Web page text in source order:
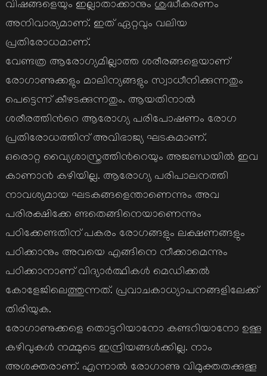
വിഷങ്ങളെയും ഇല്ലാതാക്കാനും ശുദ്ധീകരണം
അനിവാര്യമാണ്. ഇത് ഏറ്റവും വലിയ
പ്രതിരോധമാണ്.
വേണ്ടത്ര ആരോഗ്യമില്ലാത്ത ശരീരങ്ങളെയാണ്
രോഗാണുക്കളും മാലിന്യങ്ങളും സ്വാധീനിക്കുന്നതും
പെട്ടെന്ന് കീഴടക്കുന്നതും. ആയതിനാല്‍
ശരീരത്തിന്‍റെ ആരോഗ്യ പരിപോഷണം രോഗ
പ്രതിരോധത്തിന് അവിഭാജ്യ ഘടകമാണ്.
ഒരൊറ്റ വ്യൈശാസ്ത്രത്തിന്‍റെയും അജണ്ഡയില്‍ ഇവ
കാണാന്‍ കഴിയില്ല. ആരോഗ്യ പരിപാലനത്തി
നാവശ്യമായ ഘടകങ്ങളെന്താണെന്നും അവ
പരിരക്ഷിക്കേ ണ്ടതെങ്ങിനെയാണെന്നും
പഠിക്കേണ്ടതിന് പകരം രോഗങ്ങളും ലക്ഷണങ്ങളും
പഠിക്കാനും അവയെ എങ്ങിനെ നീക്കാമെന്നും
പഠിക്കാനാണ് വിദ്യാര്‍ത്ഥികള്‍ മെഡിക്കല്‍
കോളേജിലെത്തുന്നത്. പ്രവാചകാധ്യാപനങ്ങളിലേക്ക്
തിരിയുക.
രോഗാണുക്കളെ തൊട്ടറിയാനോ കണ്ടറിയാനോ ഉള്ള
കഴിവുകള്‍ നമ്മുടെ ഇന്ദ്രിയങ്ങള്‍ക്കില്ല. നാം
അശക്തരാണ്. എന്നാല്‍ രോഗാണു വിമുക്തതക്കുള്ള